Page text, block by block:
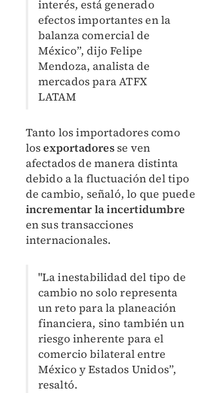
interés, está generado
efectos importantes en la
balanza comercial de
México”, dijo Felipe
Mendoza, analista de
mercados para ATFX
LATAM
Tanto los importadores como
los exportadoresse ven
afectados de manera distinta
debido a la fluctuación del tipo
de cambio, señaló, lo que puede
incrementar la incertidumbre
en sus transacciones
internacionales.
"La inestabilidad del tipo de
cambio no solo representa
un reto para la planeación
financiera, sino también un
riesgo inherente para el
comercio bilateral entre
México y Estados Unidos”,
resaltó.